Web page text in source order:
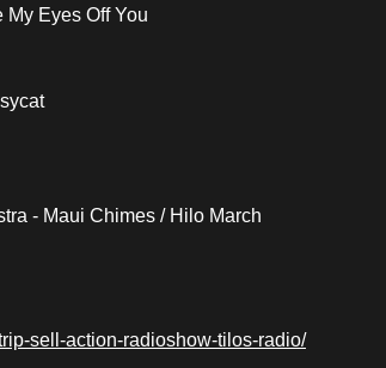
Eyes Off You
- Maui Chimes / Hilo March
sell-action-radioshow-tilos-radio/